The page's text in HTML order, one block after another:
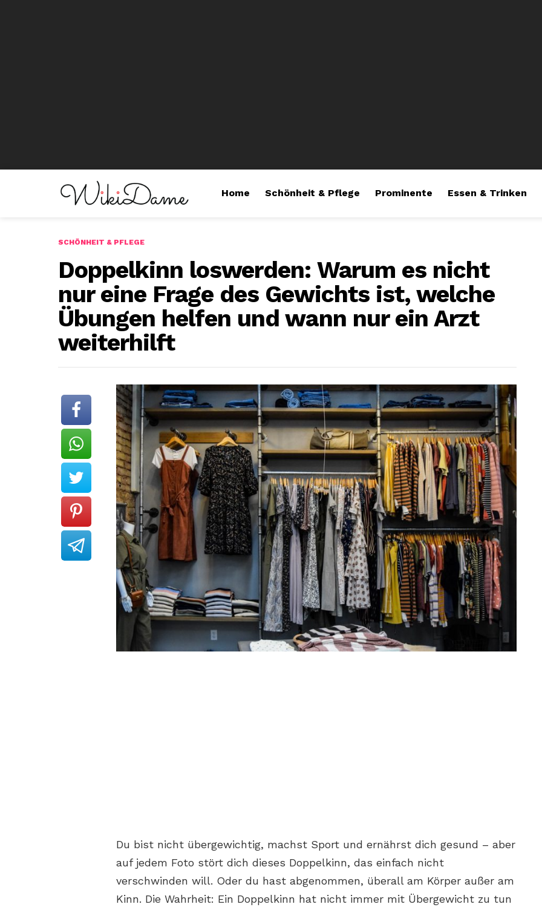
Home Schönheit & Pflege Prominente Essen & Trinken
SCHÖNHEIT & PFLEGE
Doppelkinn loswerden: Warum es nicht
nur eine Frage des Gewichts ist, welche
Übungen helfen und wann nur ein Arzt
weiterhilft
Du bist nicht übergewichtig, machst Sport und ernährst dich gesund – aber
auf jedem Foto stört dich dieses Doppelkinn, das einfach nicht
verschwinden will. Oder du hast abgenommen, überall am Körper außer am
Kinn. Die Wahrheit: Ein Doppelkinn hat nicht immer mit Übergewicht zu tun